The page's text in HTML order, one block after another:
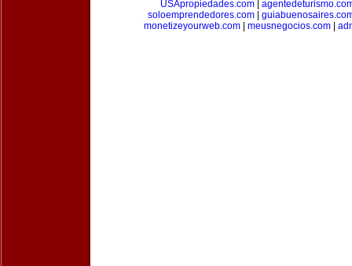
USApropiedades.com|
soloemprendedores.com|
monetizeyourweb.com| meusnegocios.com|